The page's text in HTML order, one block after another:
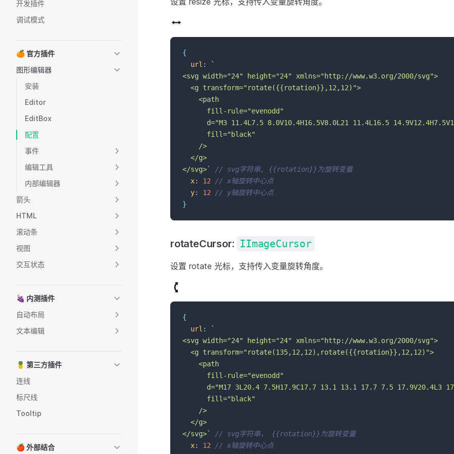
开发插件
调试模式
🍊 官方插件
图形编辑器
安装
Editor
EditBox
配置
事件
编辑工具
内部编辑器
箭头
HTML
滚动条
视图
交互状态
🍇 内测插件
自动布局
文本编辑
🍍 第三方插件
连线
标尺线
Tooltip
🍎 外部结合
{
url :
`
<svg width="24" height="24" xmlns="http://www.w3.org/2000/svg">
  <g transform="rotate({{rotation}},12,12)">
    <path
      fill-rule="evenodd"
d="M3 11.4L7.5 8.0V10.4H16.5V8.0L21 11.4L16.5
      fill="black"
    />
  </g>
</svg>`
// svg字符串, {{rotation}}为旋转变量
x: 12
// x轴旋转中心点
y: 12
// y轴旋转中心点
}
rotateCursor: IImageCursor
设置 rotate 光标，支持传入变量旋转角度。
{
url :
`
<svg width="24" height="24" xmlns="http://www.w3.org/2000/svg">
  <g transform="rotate(135,12,12),rotate({{rotation}},12,12)">
    <path
      fill-rule="evenodd"
d="M17 3L20.4 7.5H17.9C17.7 13.1 13.1 17.7 7.5 17.9V20.4L3
      fill="black"
    />
  </g>
</svg>`
// svg字符串， {{rotation}}为旋转变量
x: 12
// x轴旋转中心点